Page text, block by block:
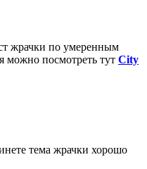
жрачки по умеренным
можно посмотреть тут City
тема жрачки хорошо